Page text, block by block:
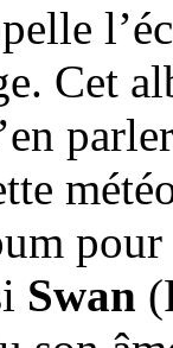
Cet
Swan